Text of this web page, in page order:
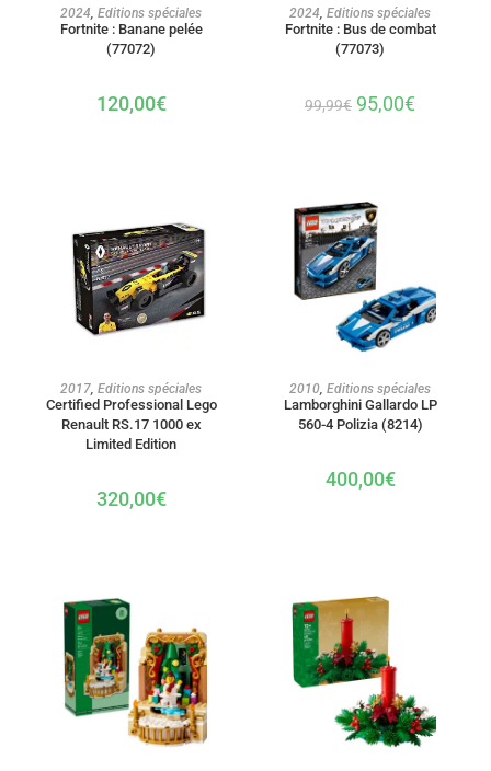
AJOUTER AU PANIER
2024, Editions spéciales
Fortnite : Banane pelée
(77072)
120,00€
AJOUTER AU PANIER
2024, Editions spéciales
Fortnite : Bus de combat
(77073)
99,99€ 95,00€
AJOUTER AU PANIER
2017, Editions spéciales
Certified Professional Lego
Renault RS.17 1000 ex
Limited Edition
320,00€
AJOUTER AU PANIER
2010, Editions spéciales
Lamborghini Gallardo LP
560-4 Polizia (8214)
400,00€